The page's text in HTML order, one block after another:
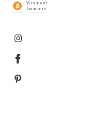
Virement
bancaire